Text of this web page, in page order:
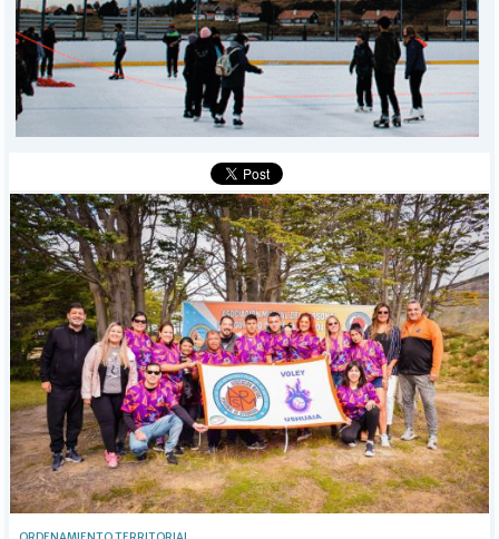
POLICIALES
I-DIARIO
MÁS
BÚSQUEDA